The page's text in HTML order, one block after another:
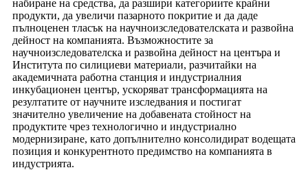
набиране на средства, да разшири категориите крайни
продукти, да увеличи пазарното покритие и да даде
пълноценен тласък на научноизследователската и развойна
дейност на компанията. Възможностите за
научноизследователска и развойна дейност на центъра и
Института по силициеви материали, разчитайки на
академичната работна станция и индустриалния
инкубационен център, ускоряват трансформацията на
резултатите от научните изследвания и постигат
значително увеличение на добавената стойност на
продуктите чрез технологично и индустриално
модернизиране, като допълнително консолидират водещата
позиция и конкурентното предимство на компанията в
индустрията.